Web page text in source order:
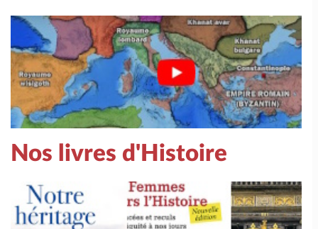
Nos livres d'Histoire